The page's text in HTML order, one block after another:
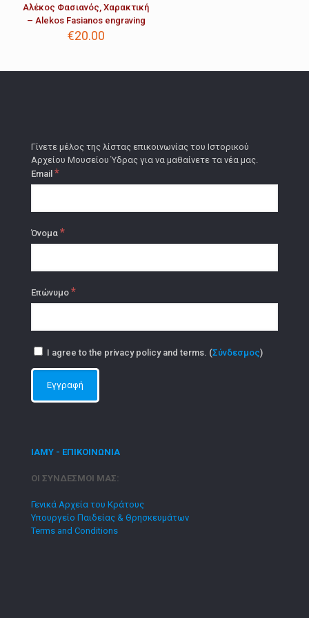
Αλέκος Φασιανός, Χαρακτική
– Alekos Fasianos engraving
€20.00
Γίνετε μέλος της λίστας επικοινωνίας του Ιστορικού
Αρχείου Μουσείου Ύδρας για να μαθαίνετε τα νέα μας.
Email *
Όνομα *
Επώνυμο *
I agree to the privacy policy and terms. (Σύνδεσμος)
ΙΑΜΥ - ΕΠΙΚΟΙΝΩΝΙΑ
ΟΙ ΣΥΝΔΕΣΜΟΙ ΜΑΣ:
Γενικά Αρχεία του Κράτους
Υπουργείο Παιδείας & Θρησκευμάτων
Terms and Conditions